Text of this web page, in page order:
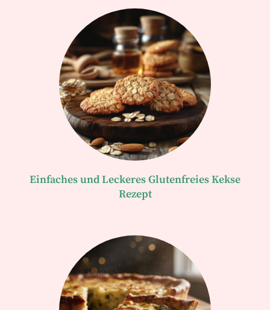
Einfaches und Leckeres Glutenfreies Kekse
Rezept